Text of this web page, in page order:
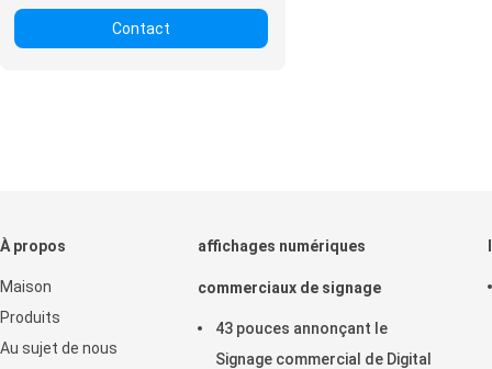
Contact
À propos
Maison
Produits
Au sujet de nous
affichages numériques
commerciaux de signage
43 pouces annonçant le
Signage commercial de Digital